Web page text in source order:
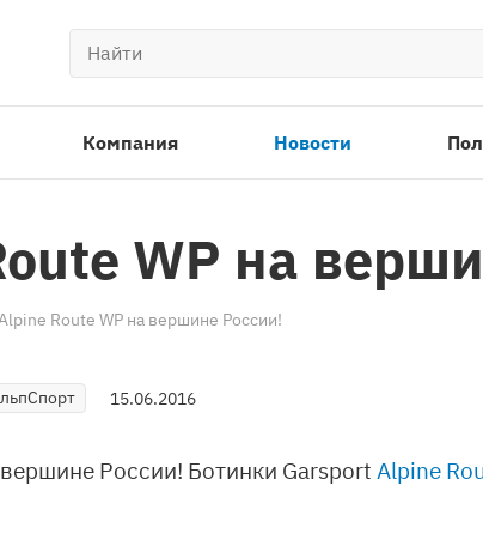
Компания Новости
WP на
Route WP на вершине России!
15.06.2016
России! Ботинки GarsportAlpine